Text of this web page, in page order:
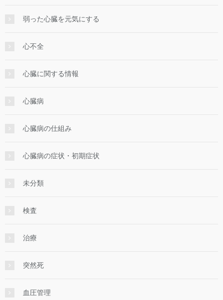
弱った心臓を元気にする
心不全
心臓に関する情報
心臓病
心臓病の仕組み
心臓病の症状・初期症状
未分類
検査
治療
突然死
血圧管理